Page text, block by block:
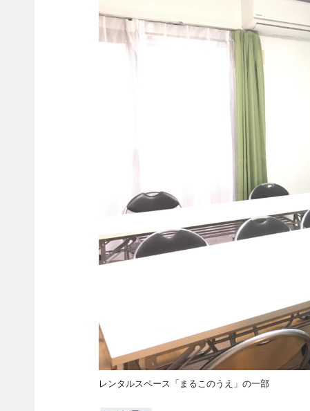
レンタルスペース「まるこのうえ」の一部